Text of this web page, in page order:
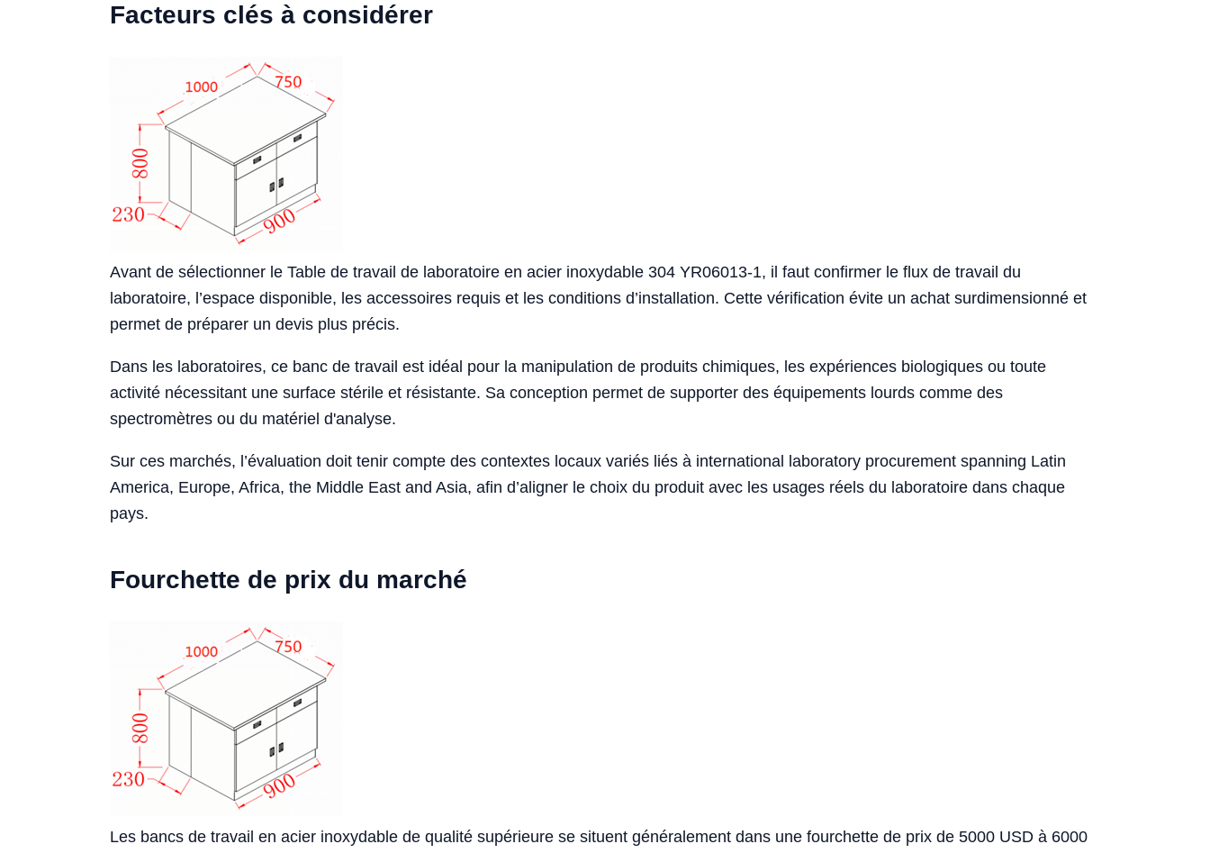
Facteurs clés à considérer
Avant de sélectionner le Table de travail de laboratoire en acier inoxydable 304 YR06013-1, il faut confirmer le flux de travail du
laboratoire, l’espace disponible, les accessoires requis et les conditions d’installation. Cette vérification évite un achat surdimensionné et
permet de préparer un devis plus précis.
Dans les laboratoires, ce banc de travail est idéal pour la manipulation de produits chimiques, les expériences biologiques ou toute
activité nécessitant une surface stérile et résistante. Sa conception permet de supporter des équipements lourds comme des
spectromètres ou du matériel d'analyse.
Sur ces marchés, l’évaluation doit tenir compte des contextes locaux variés liés à international laboratory procurement spanning Latin
America, Europe, Africa, the Middle East and Asia, afin d’aligner le choix du produit avec les usages réels du laboratoire dans chaque
pays.
Fourchette de prix du marché
Les bancs de travail en acier inoxydable de qualité supérieure se situent généralement dans une fourchette de prix de 5000 USD à 6000